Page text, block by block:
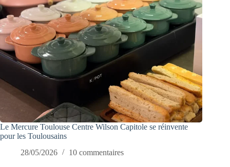
Le Mercure Toulouse Centre Wilson Capitole se réinvente
pour les Toulousains
28/05/2026
10 commentaires